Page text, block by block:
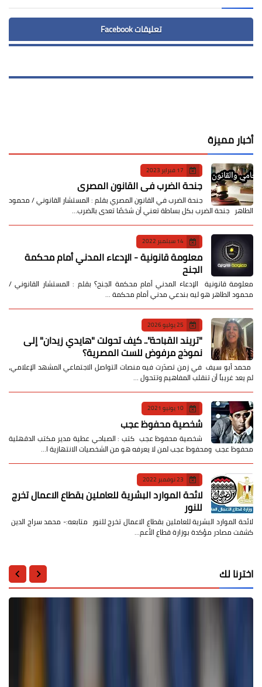
تعليقات Facebook
أخبار مميزة
17 فبراير 2023
جنحة الضرب في القانون المصري
جنحة الضرب في القانون المصري بقلم : المستشار القانوني / محمود
الطاهر جنحة الضرب بكل بساطة تعني أن شخصًا تعدى بالضرب…
14 سبتمبر 2022
معلومة قانونية - الإدعاء المدني أمام محكمة
الجنح
معلومة قانونية الإدعاء المدني أمام محكمة الجنح؟ بقلم : المستشار القانوني /
محمود الطاهر هو ليه بندعي مدني أمام محكمة …
25 يوليو 2026
​"تريند القباحة".. كيف تحولت "هايدي زيدان" إلى
نموذج مرفوض للست المصرية؟
​ محمد أبو سيف ​في زمن تصدّرت فيه منصات التواصل الاجتماعي المشهد الإعلامي،
لم يعد غريباً أن تنقلب المفاهيم وتتحول …
10 يونيو 2021
شخصية محفوظ عجب
شخصية محفوظ عجب كتب : الصباحي عطية مدير مكتب الدقهلية
محفوظ عجب ومحفوظ عجب لمن لا يعرفه هو من الشخصيات الانتهازية ا…
23 نوفمبر 2022
لائحة الموارد البشرية للعاملين بقطاع الاعمال تخرج
للنور
لائحة الموارد البشرية للعاملين بقطاع الاعمال تخرج للنور متابعه:- محمد سراج الدين
كشفت مصادر مؤكدة بوزارة قطاع الأعم…
اخترنا لك